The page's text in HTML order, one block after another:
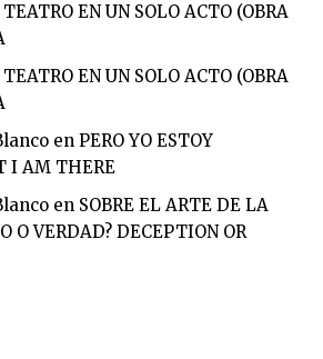
TEATRO EN UN SOLO ACTO (OBRA
TEATRO EN UN SOLO ACTO (OBRA
en PERO YO ESTOY
I AM THERE
en SOBRE EL ARTE DE LA
O VERDAD? DECEPTION OR